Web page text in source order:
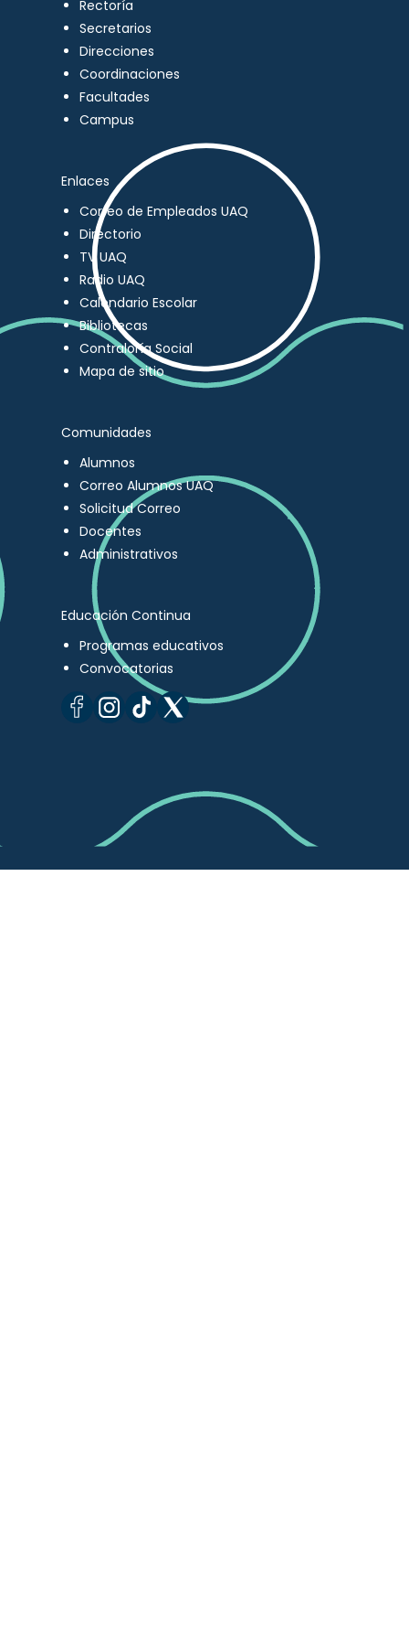
Rectoría
Secretarios
Direcciones
Coordinaciones
Facultades
Campus
Enlaces
Correo de Empleados UAQ
Directorio
TV UAQ
Radio UAQ
Calendario Escolar
Bibliotecas
Contraloría Social
Mapa de sitio
Comunidades
Alumnos
Correo Alumnos UAQ
Solicitud Correo
Docentes
Administrativos
Educación Continua
Programas educativos
Convocatorias